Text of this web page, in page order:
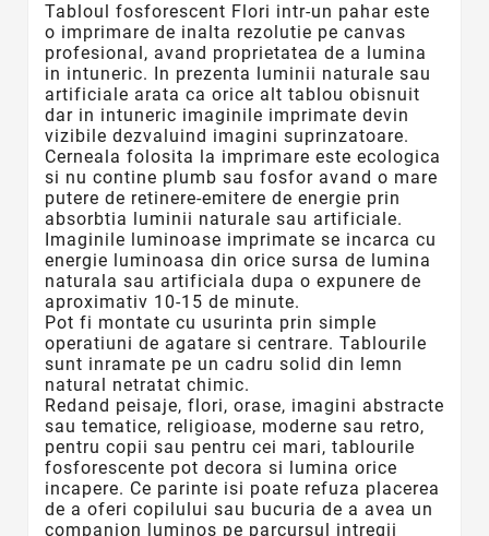
Tabloul fosforescent Flori intr-un pahar este
o imprimare de inalta rezolutie pe canvas
profesional, avand proprietatea de a lumina
in intuneric. In prezenta luminii naturale sau
artificiale arata ca orice alt tablou obisnuit
dar in intuneric imaginile imprimate devin
vizibile dezvaluind imagini suprinzatoare.
Cerneala folosita la imprimare este ecologica
si nu contine plumb sau fosfor avand o mare
putere de retinere-emitere de energie prin
absorbtia luminii naturale sau artificiale.
Imaginile luminoase imprimate se incarca cu
energie luminoasa din orice sursa de lumina
naturala sau artificiala dupa o expunere de
aproximativ 10-15 de minute.
Pot fi montate cu usurinta prin simple
operatiuni de agatare si centrare. Tablourile
sunt inramate pe un cadru solid din lemn
natural netratat chimic.
Redand peisaje, flori, orase, imagini abstracte
sau tematice, religioase, moderne sau retro,
pentru copii sau pentru cei mari, tablourile
fosforescente pot decora si lumina orice
incapere. Ce parinte isi poate refuza placerea
de a oferi copilului sau bucuria de a avea un
companion luminos pe parcursul intregii